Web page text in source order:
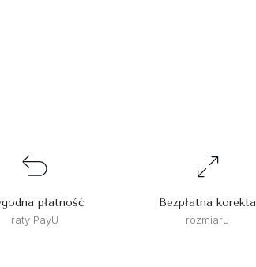
płatność
raty PayU
Bezpłatna korekta
rozmiaru